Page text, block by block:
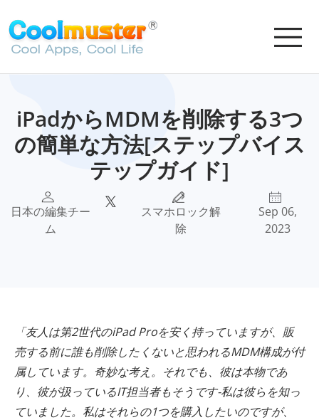
iPadからMDMを削除する3つ
の簡単な方法[ステップバイス
テップガイド]
日本の編集チー
ム
スマホロック解
除
Sep 06,
2023
「友人は第2世代のiPad Proを安く持っていますが、販
売する前に誰も削除したくないと思われるMDM構成が付
属しています。奇妙な考え。それでも、彼は本物であ
り、彼が扱っているIT担当者もそうです-私は彼らを知っ
ていました。私はそれらの1つを購入したいのですが、